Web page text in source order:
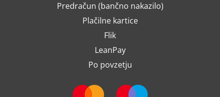
Predračun (bančno nakazilo)
Plačilne kartice
Flik
LeanPay
Po povzetju